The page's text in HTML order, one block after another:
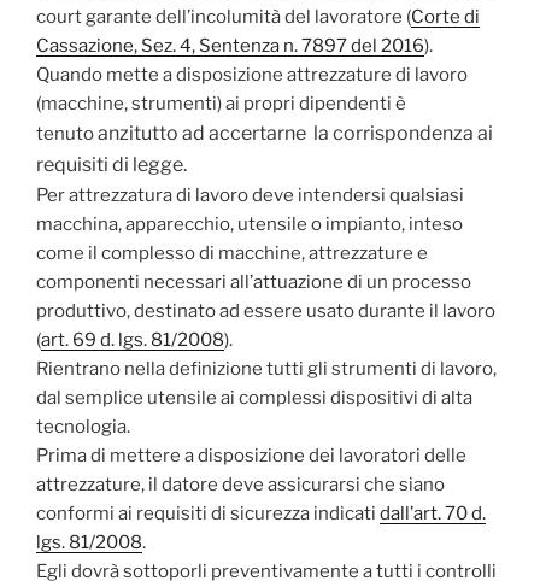
court garante dell’incolumità del lavoratore (Corte di
Cassazione, Sez. 4, Sentenza n. 7897 del 2016).
Quando mette a disposizione attrezzature di lavoro
(macchine, strumenti) ai propri dipendenti è
tenutoanzitutto ad accertarne la corrispondenza ai
requisiti di legge.
Per attrezzatura di lavoro deve intendersi qualsiasi
macchina, apparecchio, utensile o impianto, inteso
come il complesso di macchine, attrezzature e
componenti necessari all’attuazione di un processo
produttivo, destinato ad essere usato durante il lavoro
(art. 69 d. lgs. 81/2008).
Rientrano nella definizione tutti gli strumenti di lavoro,
dal semplice utensile ai complessi dispositivi di alta
tecnologia.
Prima di mettere a disposizione dei lavoratori delle
attrezzature, il datore deve assicurarsi che siano
conformi ai requisiti di sicurezza indicati dall’art. 70 d.
lgs. 81/2008.
Egli dovrà sottoporli preventivamente a tutti i controlli